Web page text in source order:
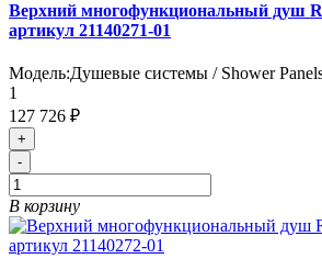
Верхний многофункциональный душ
артикул 21140271-01
Модель:Душевые системы / Shower
1
127 726 ₽
+
-
В корзину